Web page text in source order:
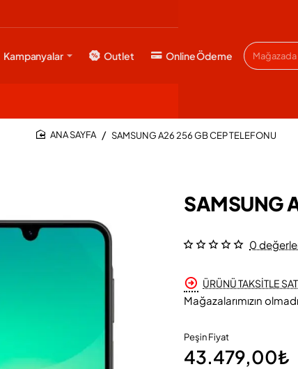
Kampanyalar Outlet Online Ödeme
Mağazada
ara...
SAMSUNG A26 256 GB CEP TELEFONU
SAMSUNG
ÜRÜNÜ TAKSİTLE
Mağazalarımızın
0
Peşin Fiyat
43.479,00₺